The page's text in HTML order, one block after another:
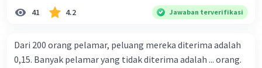
41 4.2 Jawaban terverifikasi
Dari 200 orang pelamar, peluang mereka diterima adalah
0,15. Banyak pelamar yang tidak diterima adalah ... orang.